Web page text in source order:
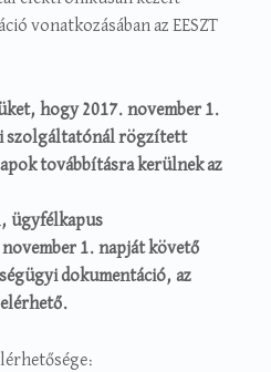
vonatkozásában az EESZT
hogy 2017. november 1.
szolgáltatónál rögzített
továbbításra kerülnek az
ügyfélkapus
1. napját követő
dokumentáció, az